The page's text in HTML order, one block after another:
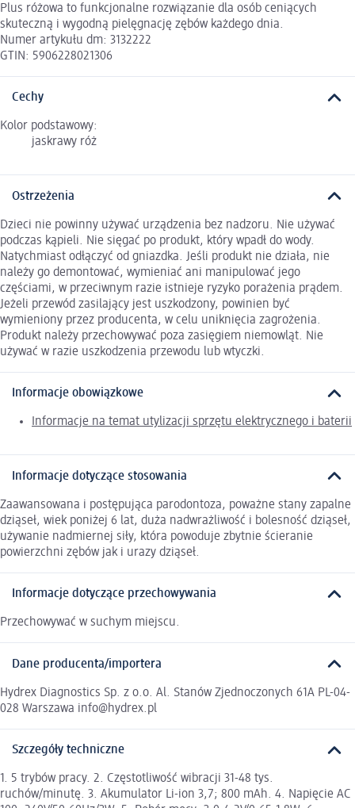
Plus różowa to funkcjonalne rozwiązanie dla osób ceniących
skuteczną i wygodną pielęgnację zębów każdego dnia.
Numer artykułu dm: 3132222
GTIN: 5906228021306
Cechy
Kolor podstawowy:
jaskrawy róż
Ostrzeżenia
Dzieci nie powinny używać urządzenia bez nadzoru. Nie używać
podczas kąpieli. Nie sięgać po produkt, który wpadł do wody.
Natychmiast odłączyć od gniazdka. Jeśli produkt nie działa, nie
należy go demontować, wymieniać ani manipulować jego
częściami, w przeciwnym razie istnieje ryzyko porażenia prądem.
Jeżeli przewód zasilający jest uszkodzony, powinien być
wymieniony przez producenta, w celu uniknięcia zagrożenia.
Produkt należy przechowywać poza zasięgiem niemowląt. Nie
używać w razie uszkodzenia przewodu lub wtyczki.
Informacje obowiązkowe
Informacje na temat utylizacji sprzętu elektrycznego i baterii
Informacje dotyczące stosowania
Zaawansowana i postępująca parodontoza, poważne stany zapalne
dziąseł, wiek poniżej 6 lat, duża nadwrażliwość i bolesność dziąseł,
używanie nadmiernej siły, która powoduje zbytnie ścieranie
powierzchni zębów jak i urazy dziąseł.
Informacje dotyczące przechowywania
Przechowywać w suchym miejscu.
Dane producenta/importera
Hydrex Diagnostics Sp. z o.o. Al. Stanów Zjednoczonych 61A PL-04-
028 Warszawa info@hydrex.pl
Szczegóły techniczne
1. 5 trybów pracy. 2. Częstotliwość wibracji 31-48 tys.
ruchów/minutę. 3. Akumulator Li-ion 3,7; 800 mAh. 4. Napięcie AC